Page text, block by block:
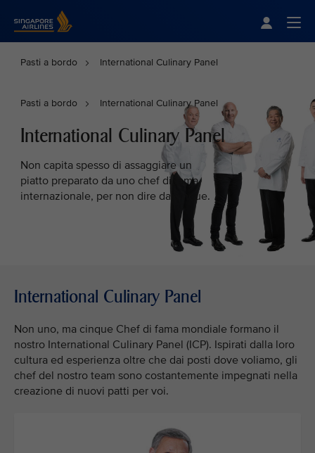
Pasti a bordo International Culinary Panel
Pasti a bordo International Culinary Panel
International Culinary Panel
Non capita spesso di assaggiare un
piatto preparato da uno chef di fama
internazionale, per non dire da cinque.
International Culinary Panel
Non uno, ma cinque Chef di fama mondiale formano il
nostro International Culinary Panel (ICP). Ispirati dalla loro
cultura ed esperienza oltre che dai posti dove voliamo, gli
chef del nostro team sono costantemente impegnati nella
creazione di nuovi patti per voi.